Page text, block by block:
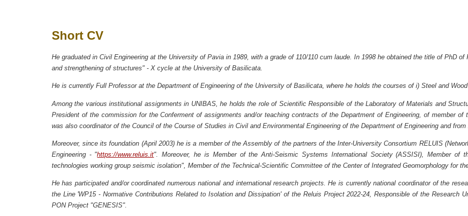
Short CV
He graduated in Civil Engineering at the University of Pavia in 1989, with a grade of 110/110 cum laude. In 1998 he obtained the title of PhD
and strengthening of structures" - X cycle at the University of Basilicata.
He is currently FullProfessor at the Departmentof Engineering of the University of Basilicata, where he holds the courses of i) Steel and
Among the various institutional assignments in UNIBAS, he holds the role of Scientific Responsible of the Laboratory of Materials and
President of the commission for the Conferment of assignments and/or teaching contracts of the Department of Engineering, of member
was also coordinator of the Council of the Course of Studies in Civil and Environmental Engineering of the Department of Engineering and from
Moreover, since its foundation (April 2003) he is a member of the Assembly of the partners of the Inter-University Consortium RELUIS
Engineering - "https://www.reluis.it". Moreover, he is Member of the Anti-Seismic Systems International Society (ASSISI), Member of
technologies working group seismic isolation", Member of the Technical-Scientific Committee of the Center of Integrated Geomorphology for
He has participated and/or coordinated numerous national and international research projects. He is currently national coordinator of the
the Line 'WP15 - Normative Contributions Related to Isolation and Dissipation' of the Reluis Project 2022-24, Responsible of the Research
PON Project "GENESIS".